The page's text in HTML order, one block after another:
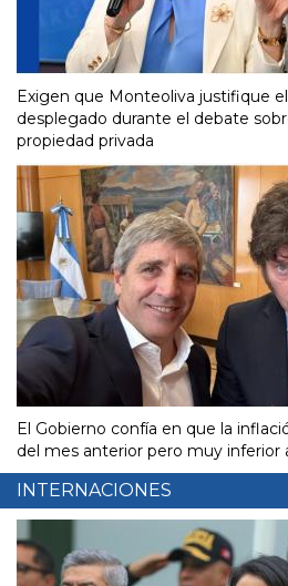
Exigen que Monteoliva justifique
desplegado durante el debate
propiedad privada
El Gobierno confía en que la
del mes anterior pero muy inferior
INTERNACIONES